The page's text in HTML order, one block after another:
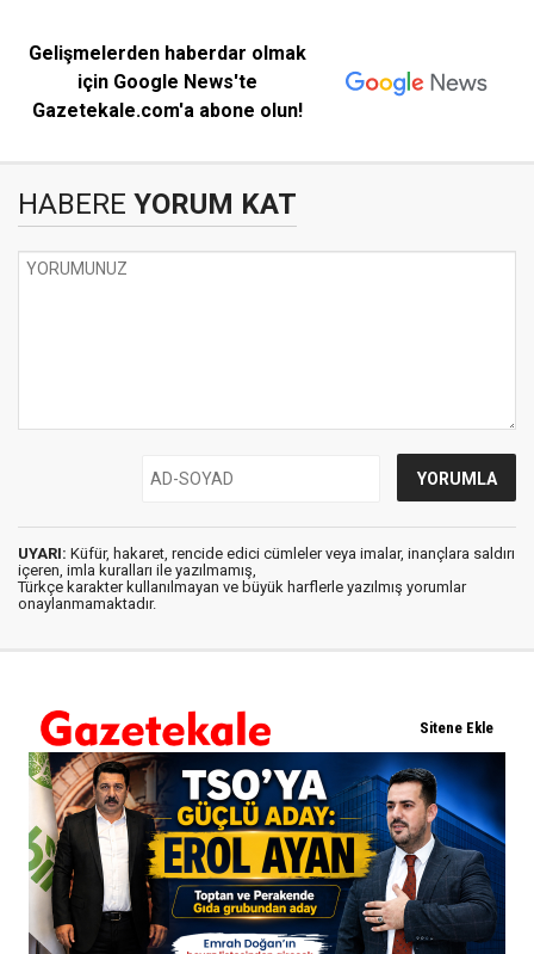
Gelişmelerden haberdar olmak
için Google News'te
Gazetekale.com'a abone olun!
HABERE YORUM KAT
UYARI: Küfür, hakaret, rencide edici cümleler veya imalar, inançlara saldırı
içeren, imla kuralları ile yazılmamış,
Türkçe karakter kullanılmayan ve büyük harflerle yazılmış yorumlar
onaylanmamaktadır.